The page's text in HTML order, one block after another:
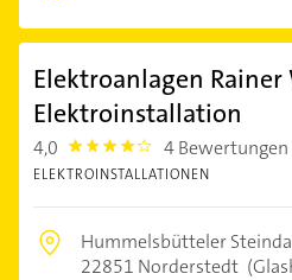
Elektroanlagen
Elektroinstallation
4,0 4.0 4 Bewertungen
ELEKTROINSTALLATIONEN
Hummelsbütteler
22851 Norderstedt